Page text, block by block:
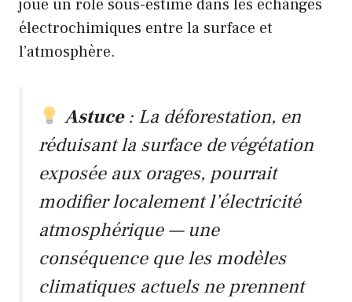
joue un rôle sous-estimé dans les échanges
électrochimiques entre la surface et
l’atmosphère.
Astuce: La déforestation, en
réduisant la surface de végétation
exposée aux orages, pourrait
modifier localement l’électricité
atmosphérique — une
conséquence que les modèles
climatiques actuels ne prennent